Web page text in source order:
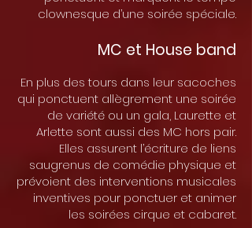
clownesque d’une soirée spéciale.
MC et House band
En plus des tours dans leur sacoches
qui ponctuent allègrement une soirée
de variété ou un gala, Laurette et
Arlette sont aussi des MC hors pair.
Elles assurent l’écriture de liens
saugrenus de comédie physique et
prévoient des interventions musicales
inventives pour ponctuer et animer
les soirées cirque et cabaret.